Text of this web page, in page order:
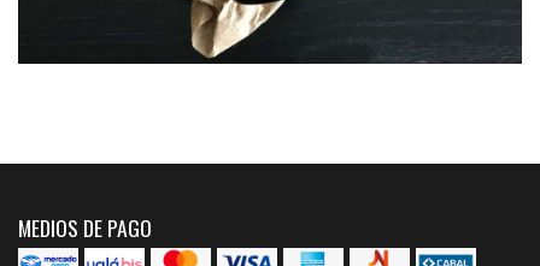
MEDIOS DE PAGO